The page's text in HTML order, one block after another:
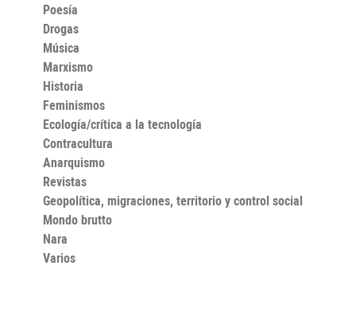
Poesía
Drogas
Música
Marxismo
Historia
Feminismos
Ecología/crítica a la tecnología
Contracultura
Anarquismo
Revistas
Geopolítica, migraciones, territorio y control social
Mondo brutto
Nara
Varios